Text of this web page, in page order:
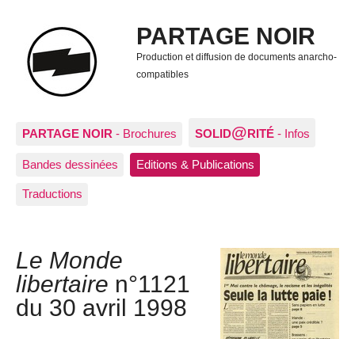
PARTAGE NOIR
Production et diffusion de documents anarcho-
compatibles
PARTAGE NOIR - Brochures SOLID@RITÉ - Infos
Bandes dessinées Editions & Publications
Traductions
Le Monde
libertaire n°1121
du 30 avril 1998